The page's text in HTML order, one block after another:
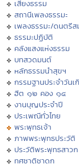
เสียงธรรม
สถานีเพลงธรรมะ
เพลงธรรมะ/ดนตรีส
ธรรมะปฏิบัติ
คลังแสงแห่งธรรม
บทสวดมนต์
หลักธรรมนำสุขฯ
กรรมฐานประจำวันเ
ฮีต ๑๒ คอง ๑๔
งานบุญประจำปี
ประเพณีทั่วไทย
พระพุทธเจ้า
ภาพพระพุทธประวัติ
ประวัติพระพุทธสาวก
ทศชาติชาดก